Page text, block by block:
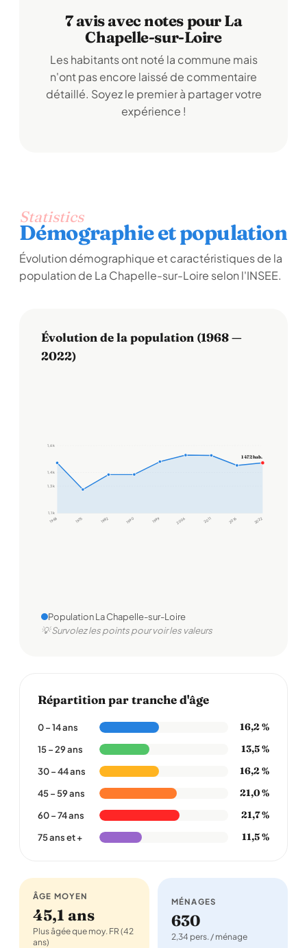
7 avis avec notes pour La
Chapelle-sur-Loire
Les habitants ont noté la commune mais
n'ont pas encore laissé de commentaire
détaillé. Soyez le premier à partager votre
expérience !
Statistics
Démographie et population
Évolution démographique et caractéristiques de la
population de La Chapelle-sur-Loire selon l'INSEE.
Évolution de la population (1968 —
2022)
1,1 k
1,3 k
1,4 k
1,6 k
1968 1975 1982 1990 1999 2006 2011 2016 2022
1 472 hab.
Population La Chapelle-sur-Loire
💡 Survolez les points pour voir les valeurs
Répartition par tranche d'âge
0 – 14 ans 16,2 %
15 – 29 ans 13,5 %
30 – 44 ans 16,2 %
45 – 59 ans 21,0 %
60 – 74 ans 21,7 %
75 ans et + 11,5 %
ÂGE MOYEN
45,1 ans
Plus âgée que moy. FR (42
ans)
MÉNAGES
630
2,34 pers. / ménage